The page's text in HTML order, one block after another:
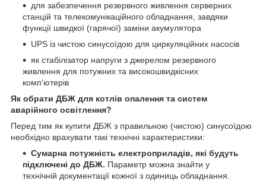
для забезпечення резервного живлення серверних
станцій та телекомунікаційного обладнання, завдяки
функції швидкої (гарячої) заміни акумулятора
UPS із чистою синусоїдою для циркуляційних насосів
як стабілізатор напруги з джерелом резервного
живлення для потужних та високошвидкісних
комп'ютерів
Як обрати ДБЖ для котлів опалення та систем
аварійного освітлення?
Перед тим як купити ДБЖ з правильною (чистою) синусоїдою
необхідно врахувати такі технічні характеристики:
Сумарна потужність електроприладів, які будуть
підключені до ДБЖ. Параметр можна знайти у
технічній документації кожної з одиниць обладнання.